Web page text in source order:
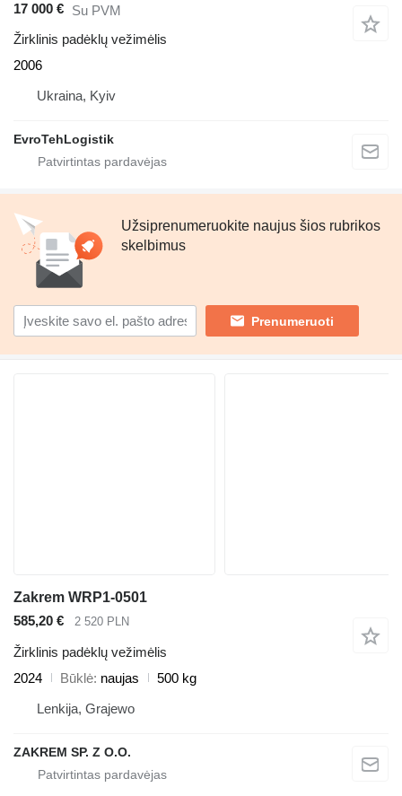
17 000 € Su PVM
Žirklinis padėklų vežimėlis
2006
Ukraina, Kyiv
EvroTehLogistik
Užsiprenumeruokite naujus šios rubrikos
skelbimus
Prenumeruoti
Zakrem WRP1-0501
585,20 €
2 520 PLN
Žirklinis padėklų vežimėlis
2024
Būklė naujas
500 kg
Lenkija, Grajewo
ZAKREM SP. Z O.O.